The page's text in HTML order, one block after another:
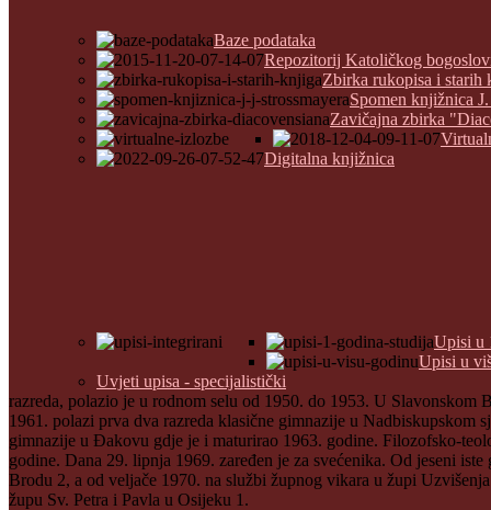
Baze podataka
Repozitorij Katoličkog
Zbirka rukopisa i starih
Spomen knjižnica
Zavičajna zbirka
Digitalna knjižnica
Upisi u
Upisi u
Uvjeti upisa - specijalistički
razreda, polazio je u rodnom selu od 1950. do 1953. U
1961. polazi prva dva razreda klasične gimnazije u Nadbiskupskom
gimnazije u Đakovu gdje je i maturirao 1963. godine. Filozofsko-
godine. Dana 29. lipnja 1969. zaređen je za svećenika. Od jeseni
Brodu 2, a od veljače 1970. na službi župnog vikara u župi
župu Sv. Petra i Pavla u Osijeku 1.